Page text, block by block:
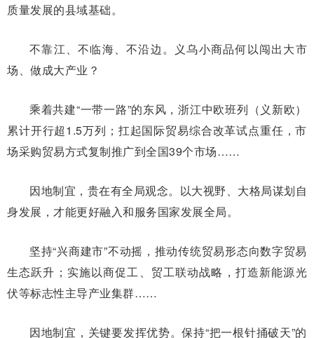
质量发展的县域基础。
不靠江、不临海、不沿边。义乌小商品何以闯出大市
场、做成大产业？
乘着共建“一带一路”的东风，浙江中欧班列（义新欧）
累计开行超1.5万列；扛起国际贸易综合改革试点重任，市
场采购贸易方式复制推广到全国39个市场……
因地制宜，贵在有全局观念。以大视野、大格局谋划自
身发展，才能更好融入和服务国家发展全局。
坚持“兴商建市”不动摇，推动传统贸易形态向数字贸易
生态跃升；实施以商促工、贸工联动战略，打造新能源光
伏等标志性主导产业集群……
因地制宜，关键要发挥优势。保持“把一根针捅破天”的